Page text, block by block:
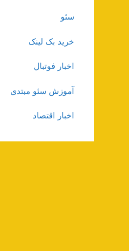
سئو
خرید بک لینک
اخبار فوتبال
آموزش سئو مبتدی
اخبار اقتصاد